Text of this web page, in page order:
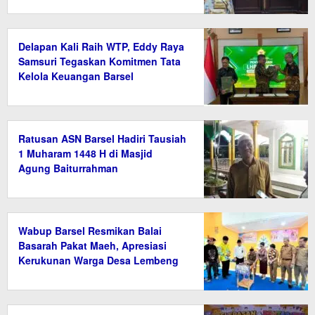
Delapan Kali Raih WTP, Eddy Raya
Samsuri Tegaskan Komitmen Tata
Kelola Keuangan Barsel
Ratusan ASN Barsel Hadiri Tausiah
1 Muharam 1448 H di Masjid
Agung Baiturrahman
Wabup Barsel Resmikan Balai
Basarah Pakat Maeh, Apresiasi
Kerukunan Warga Desa Lembeng